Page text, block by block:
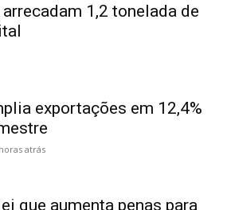
1,2 tonelada de
exportações em 12,4%
atrás
que aumenta penas para